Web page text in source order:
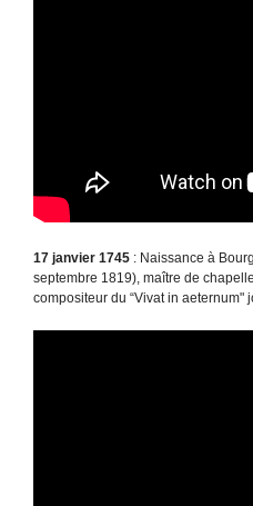
17 janvier 1745 : Naissance à
septembre 1819), maître de
compositeur du “Vivat in